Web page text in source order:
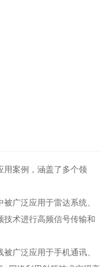
用案例，涵盖了多个领
广泛应用于雷达系统、
技术进行高频信号传输和
广泛应用于手机通讯、